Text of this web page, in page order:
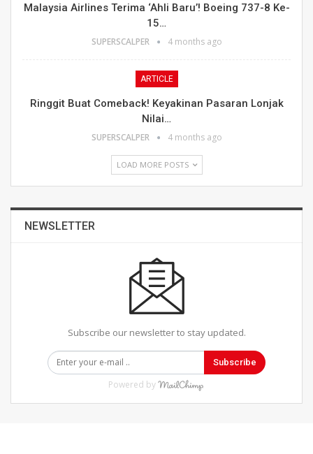
Malaysia Airlines Terima ‘Ahli Baru’! Boeing 737-8 Ke-
15…
SUPERSCALPER 4 months ago
ARTICLE
Ringgit Buat Comeback! Keyakinan Pasaran Lonjak
Nilai…
SUPERSCALPER 4 months ago
LOAD MORE POSTS
NEWSLETTER
Subscribe our newsletter to stay updated.
Subscribe
Powered by